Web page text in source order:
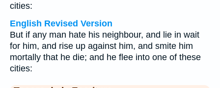
cities:
English Revised Version
But if any man hate his neighbour, and lie in wait
for him, and rise up against him, and smite him
mortally that he die; and he flee into one of these
cities: